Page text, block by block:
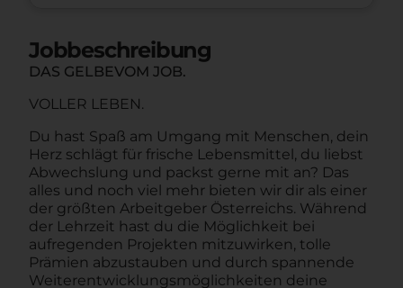
Jobbeschreibung
DAS GELBEVOM JOB.
VOLLER LEBEN.
Du hast Spaß am Umgang mit Menschen, dein
Herz schlägt für frische Lebensmittel, du liebst
Abwechslung und packst gerne mit an? Das
alles und noch viel mehr bieten wir dir als einer
der größten Arbeitgeber Österreichs. Während
der Lehrzeit hast du die Möglichkeit bei
aufregenden Projekten mitzuwirken, tolle
Prämien abzustauben und durch spannende
Weiterentwicklungsmöglichkeiten deine